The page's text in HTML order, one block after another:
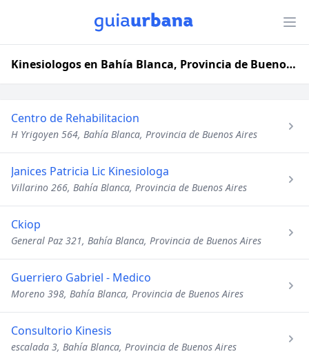
Kinesiologos en Bahía Blanca, Provincia de Buenos Aires
Centro de Rehabilitacion
H Yrigoyen 564, Bahía Blanca, Provincia de Buenos Aires
Janices Patricia Lic Kinesiologa
Villarino 266, Bahía Blanca, Provincia de Buenos Aires
Ckiop
General Paz 321, Bahía Blanca, Provincia de Buenos Aires
Guerriero Gabriel - Medico
Moreno 398, Bahía Blanca, Provincia de Buenos Aires
Consultorio Kinesis
escalada 3, Bahía Blanca, Provincia de Buenos Aires